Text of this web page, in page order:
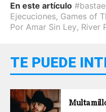
En este artículo
Ejecuciones, Games of
Por Amar Sin Ley, River
TE PUEDE
Multa